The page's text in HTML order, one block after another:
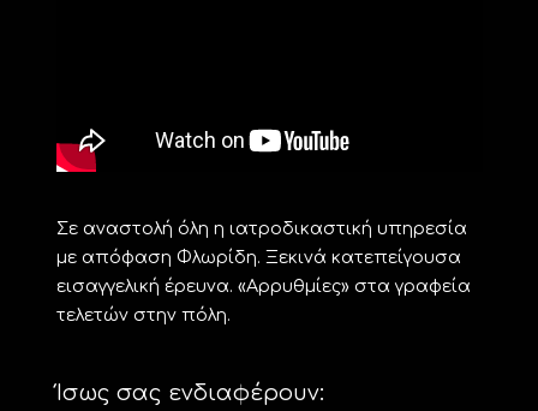
Σε αναστολή όλη η ιατροδικαστική υπηρεσία
με απόφαση Φλωρίδη. Ξεκινά κατεπείγουσα
εισαγγελική έρευνα. «Αρρυθμίες» στα γραφεία
τελετών στην πόλη.
Ίσως σας ενδιαφέρουν: